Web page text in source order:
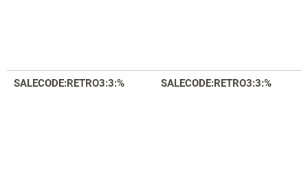
SALECODE:RETRO3:3:% SALECODE:RETRO3:3:%